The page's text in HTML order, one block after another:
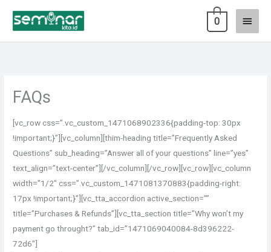
Menu
0
FAQs
[vc_row css=”.vc_custom_1471068902336{padding-top: 30px
!important;}”][vc_column][thim-heading title=”Frequently Asked
Questions” sub_heading=”Answer all of your questions” line=”yes”
text_align=”text-center”][/vc_column][/vc_row][vc_row][vc_column
width=”1/2″ css=”.vc_custom_1471081370883{padding-right:
17px !important;}”][vc_tta_accordion active_section=””
title=”Purchases & Refunds”][vc_tta_section title=”Why won’t my
payment go throught?” tab_id=”1471069040084-8d396222-
72d6″]